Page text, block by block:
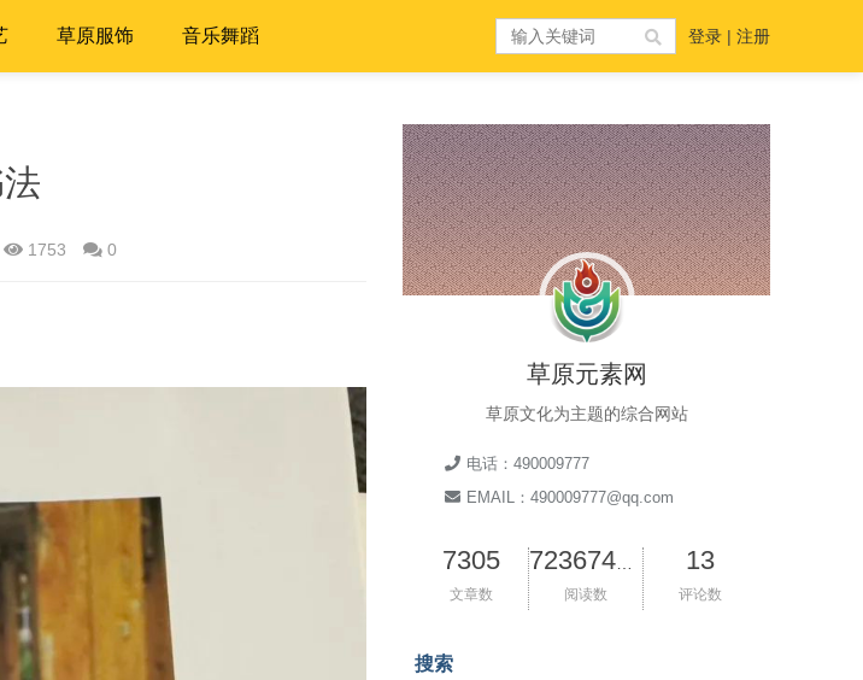
草原服饰 音乐舞蹈 登录 | 注册
1753 0
草原元素网
草原文化为主题的综合网站
电话：490009777
EMAIL：490009777@qq.com
7305
文章数 阅读数
13
评论数
搜索